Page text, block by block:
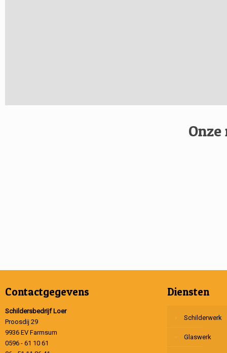
Contactgegevens
Schildersbedrijf Loer
Proosdij 29
9936 EV Farmsum
0596 - 61 10 61
Diensten
Schilderwerk
Glaswerk